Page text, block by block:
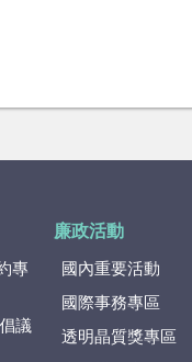
專
議
廉政活動
國內重要活動
國際事務專區
透明晶質獎專區